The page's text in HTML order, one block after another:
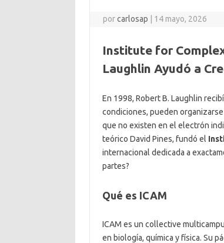
porcarlosap 14 mayo, 2026
Institute for
Laughlin Ayudó a
En 1998, Robert B. Laughlin
condiciones, pueden
que no existen en el electrón
teórico David Pines, fundó el
internacional dedicada a
partes?
Qué es ICAM
ICAM es un collective
en biología, química y física. Su